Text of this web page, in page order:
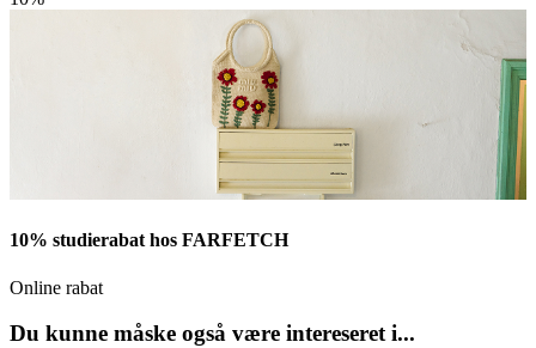
10% studierabat hos FARFETCH
Online rabat
Du kunne måske også være intereseret i...